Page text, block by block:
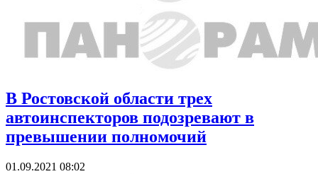
В Ростовской области трех
автоинспекторов подозревают в
превышении полномочий
01.09.2021 08:02